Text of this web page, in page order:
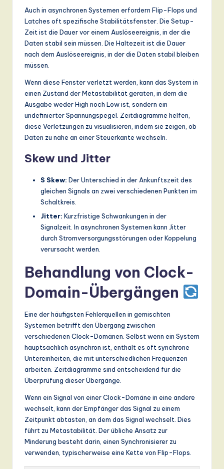
Auch in asynchronen Systemen erfordern Flip-Flops und
Latches oft spezifische Stabilitätsfenster. Die Setup-
Zeit ist die Dauer vor einem Auslöseereignis, in der die
Daten stabil sein müssen. Die Haltezeit ist die Dauer
nach dem Auslöseereignis, in der die Daten stabil bleiben
müssen.
Wenn diese Fenster verletzt werden, kann das System in
einen Zustand der Metastabilität geraten, in dem die
Ausgabe weder High noch Low ist, sondern ein
undefinierter Spannungspegel. Zeitdiagramme helfen,
diese Verletzungen zu visualisieren, indem sie zeigen, ob
Daten zu nahe an einer Steuerkante wechseln.
Skew und Jitter
S Skew: Der Unterschied in der Ankunftszeit des
gleichen Signals an zwei verschiedenen Punkten im
Schaltkreis.
Jitter: Kurzfristige Schwankungen in der
Signalzeit. In asynchronen Systemen kann Jitter
durch Stromversorgungsstörungen oder Koppelung
verursacht werden.
Behandlung von Clock-
Domain-Übergängen
Eine der häufigsten Fehlerquellen in gemischten
Systemen betrifft den Übergang zwischen
verschiedenen Clock-Domänen. Selbst wenn ein System
hauptsächlich asynchron ist, enthält es oft synchrone
Untereinheiten, die mit unterschiedlichen Frequenzen
arbeiten. Zeitdiagramme sind entscheidend für die
Überprüfung dieser Übergänge.
Wenn ein Signal von einer Clock-Domäne in eine andere
wechselt, kann der Empfänger das Signal zu einem
Zeitpunkt abtasten, an dem das Signal wechselt. Dies
führt zu Metastabilität. Der übliche Ansatz zur
Minderung besteht darin, einen Synchronisierer zu
verwenden, typischerweise eine Kette von Flip-Flops.